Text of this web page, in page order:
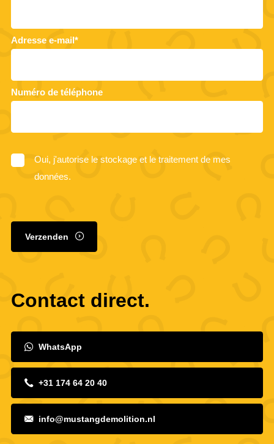
Adresse e-mail*
Numéro de téléphone
Oui, j'autorise le stockage et le traitement de mes
données.
Verzenden
Contact direct.
WhatsApp
+31 174 64 20 40
info@mustangdemolition.nl